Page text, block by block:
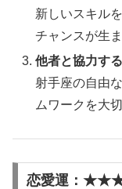
新しいスキル
チャンスが生ま
他者と協力する
射手座の自由
ムワークを大
恋愛運：